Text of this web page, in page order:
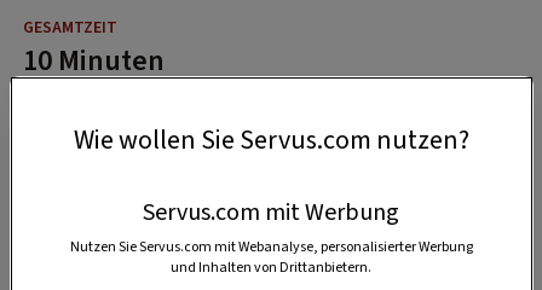
10 Minuten
Wie wollen Sie Servus.com nutzen?
Servus.com mit Werbung
Nutzen Sie Servus.com mit Webanalyse, personalisierter Werbung
und Inhalten von Drittanbietern.